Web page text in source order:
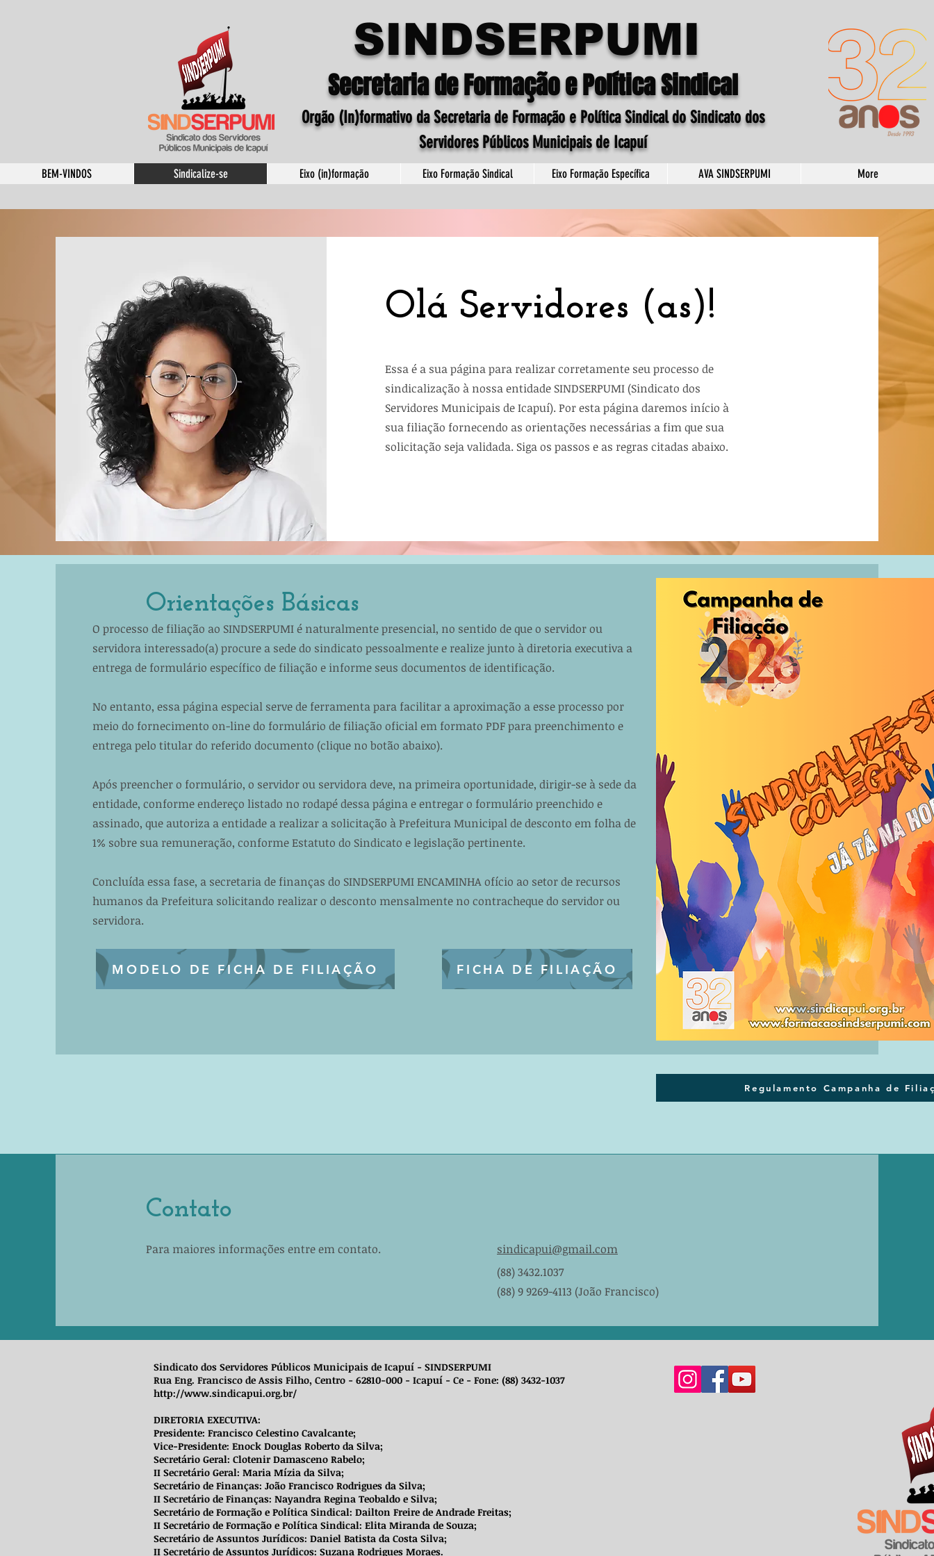
SINDSERPUMI
Secretaria de Formação e Política Sindical
Orgão (In)formativo da Secretaria de Formação e Política Sindical do Sindicato dos
Servidores Públicos Municipais de Icapuí
BEM-VINDOS Sindicalize-se Eixo (in)formação Eixo Formação Sindical Eixo Formação Específica AVA SINDSERPUMI More
Olá Servidores (as)!
​Essa é a sua página para realizar corretamente seu processo de
sindicalização à nossa entidade SINDSERPUMI (Sindicato dos
Servidores Municipais de Icapuí). Por esta página daremos início à
sua filiação fornecendo as orientações necessárias a fim que sua
solicitação seja validada. Siga os passos e as regras citadas abaixo.
Orientações Básicas
O processo de filiação ao SINDSERPUMI é naturalmente presencial, no sentido de que o servidor ou
servidora interessado(a) procure a sede do sindicato pessoalmente e realize junto à diretoria executiva a
entrega de formulário específico de filiação e informe seus documentos de identificação.
No entanto, essa página especial serve de ferramenta para facilitar a aproximação a esse processo por
meio do fornecimento on-line do formulário de filiação oficial em formato PDF para preenchimento e
entrega pelo titular do referido documento (clique no botão abaixo).
Após preencher o formulário, o servidor ou servidora deve, na primeira oportunidade, dirigir-se à sede da
entidade, conforme endereço listado no rodapé dessa página e entregar o formulário preenchido e
assinado, que autoriza a entidade a realizar a solicitação à Prefeitura Municipal de desconto em folha de
1% sobre sua remuneração, conforme Estatuto do Sindicato e legislação pertinente.
Concluída essa fase, a secretaria de finanças do SINDSERPUMI ENCAMINHA ofício ao setor de recursos
humanos da Prefeitura solicitando realizar o desconto mensalmente no contracheque do servidor ou
servidora.
MODELO DE FICHA DE FILIAÇÃO FICHA DE FILIAÇÃO
Regulamento Campanha de
Contato
Para maiores informações entre em contato.
sindicapui@gmail.com
(88) 3432.1037
(88) 9 9269-4113 (João Francisco)
Sindicato dos Servidores Públicos Municipais de Icapuí - SINDSERPUMI
Rua Eng. Francisco de Assis Filho, Centro - 62810-000 - Icapuí - Ce - Fone: (88) 3432-1037
http://www.sindicapui.org.br/
DIRETORIA EXECUTIVA:
Presidente: Francisco Celestino Cavalcante;
Vice-Presidente: Enock Douglas Roberto da Silva;
Secretário Geral: Clotenir Damasceno Rabelo;
II Secretário Geral: Maria Mízia da Silva;
Secretário de Finanças: João Francisco Rodrigues da Silva;
II Secretário de Finanças: Nayandra Regina Teobaldo e Silva;
Secretário de Formação e Política Sindical: Dailton Freire de Andrade Freitas;
II Secretário de Formação e Política Sindical: Elita Miranda de Souza;
Secretário de Assuntos Jurídicos: Daniel Batista da Costa Silva;
II Secretário de Assuntos Jurídicos: Suzana Rodrigues Moraes.